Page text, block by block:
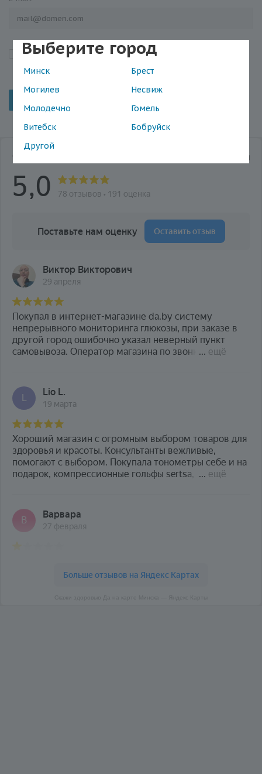
Выберите город
Минск
Брест
Могилев
Несвиж
Молодечно
Гомель
Витебск
Бобруйск
Другой
Я подтверждаю, что ознакомился с «
обработке персональных данных»